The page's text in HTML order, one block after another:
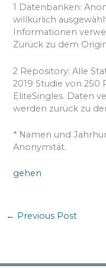
1 Datenbanken:
willkürlich
Informationen
Zurück zu dem
2 Repository: Alle
2019 Studie von 250
EliteSingles. Daten
werden zurück zu
* Namen und
Anonymität.
gehen
← Previous Post